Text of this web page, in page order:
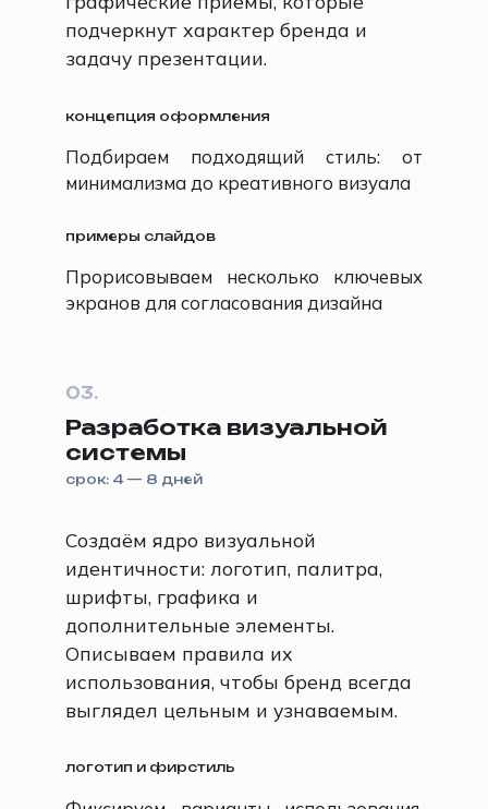
подчеркнут характер бренда и
задачу презентации.
концепция оформления
Подбираем подходящий стиль: от
минимализма до креативного визуала
примеры слайдов
Прорисовываем несколько ключевых
экранов для согласования дизайна
03.
Разработка визуальной
системы
срок: 4 — 8 дней
Создаём ядро визуальной
идентичности: логотип, палитра,
шрифты, графика и
дополнительные элементы.
Описываем правила их
использования, чтобы бренд всегда
выглядел цельным и узнаваемым.
логотип и фирстиль